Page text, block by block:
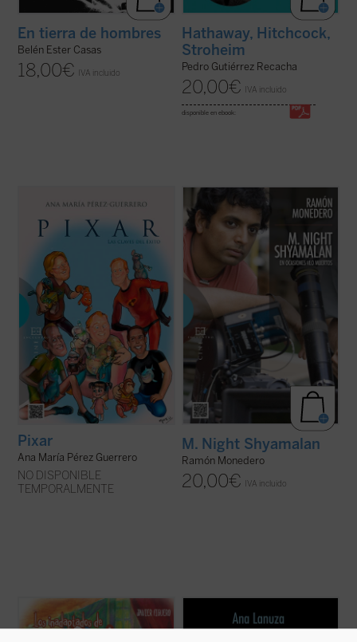
En tierra de hombres
Belén Ester Casas
18,00€ IVA incluido
Hathaway, Hitchcock,
Stroheim
Pedro Gutiérrez Recacha
20,00€ IVA incluido
disponible en ebook:
familiar de calidad. Sus producciones han
conseguido distinguirse, entre otros
aspectos, por la solidez de sus guiones y,
sobre todo, por un discurso sofisticado,
que favorece la conexión efectiva con un ...
(ver ficha)
Pixar
Ana María Pérez Guerrero
NO DISPONIBLE
TEMPORALMENTE
Cuando M. Night Shyamalan saltó a la fama
en 1999 gracias al éxito de
El sexto
sentido
, no tuvo que pasar mucho tiempo
para que el director de origen indio fuera
coronado como el nuevo Rey Midas de
Hollywood. Hoy en cambio, el responsable
M. Night Shyamalan
Ramón Monedero
20,00€ IVA incluido
Tim Burton es uno de los cineastas más
insólitos del cine actual. Los protagonistas
de sus películas son desarraigados,
de 300 películas que nos permite
comprender mejor la historia y el sentido